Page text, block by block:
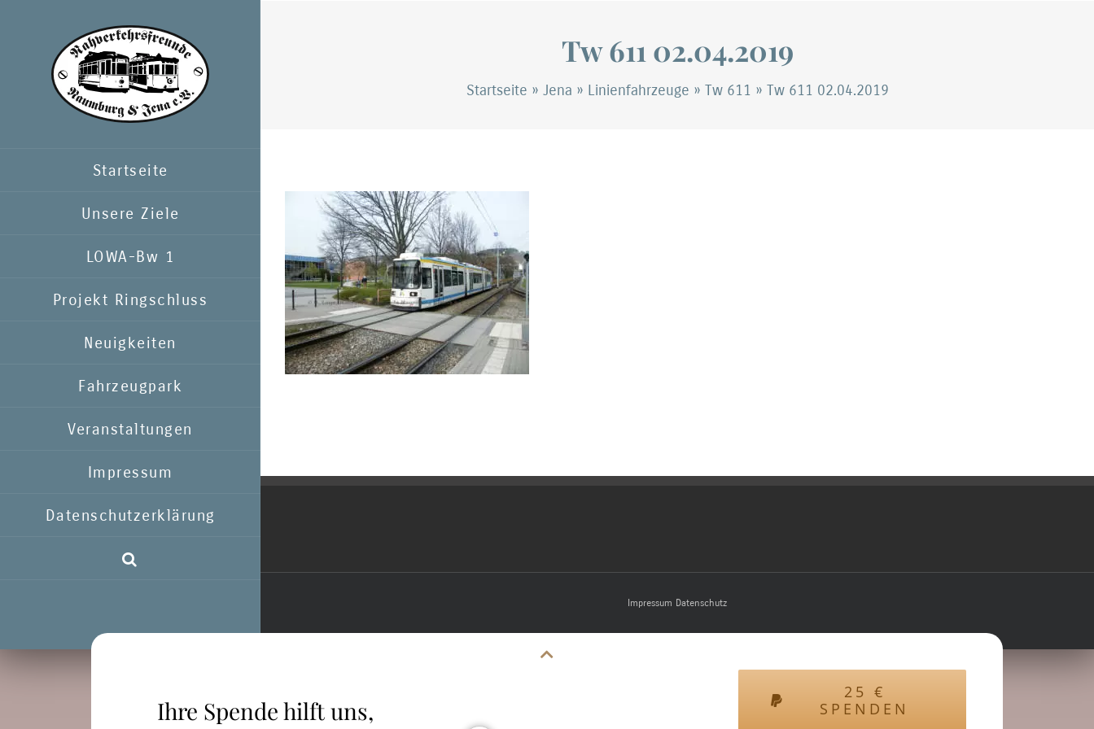
springen
Startseite
Unsere Ziele
LOWA-Bw 1
Projekt Ringschluss
Neuigkeiten
Fahrzeugpark
Veranstaltungen
Impressum
Datenschutzerklärung
Ihre Spende hilft uns,
25 €
SPENDEN
Tw 611 02.04.2019
Startseite » Jena » Linienfahrzeuge » Tw 611 » Tw 611 02.04.2019
Impressum Datenschutz